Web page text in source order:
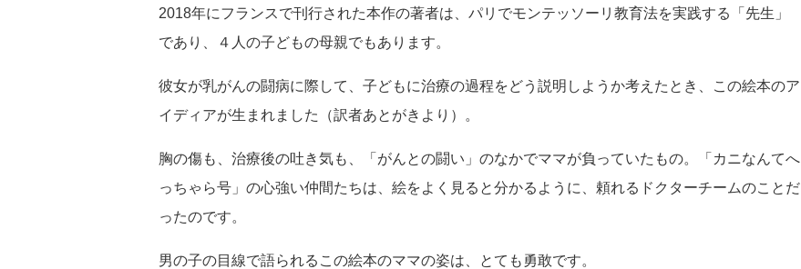
2018年にフランスで刊行された本作の著者は、パリでモンテッソーリ教育法を実践する「先生」
であり、４人の子どもの母親でもあります。
彼女が乳がんの闘病に際して、子どもに治療の過程をどう説明しようか考えたとき、この絵本のア
イディアが生まれました（訳者あとがきより）。
胸の傷も、治療後の吐き気も、「がんとの闘い」のなかでママが負っていたもの。「カニなんてへ
っちゃら号」の心強い仲間たちは、絵をよく見ると分かるように、頼れるドクターチームのことだ
ったのです。
男の子の目線で語られるこの絵本のママの姿は、とても勇敢です。